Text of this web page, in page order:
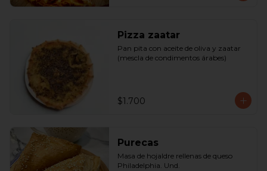
Pizza zaatar
Pan pita con aceite de oliva y zaatar
(mescla de condimentos árabes)
$1.700
Purecas
Masa de hojaldre rellenas de queso
Philadelphia. Und.